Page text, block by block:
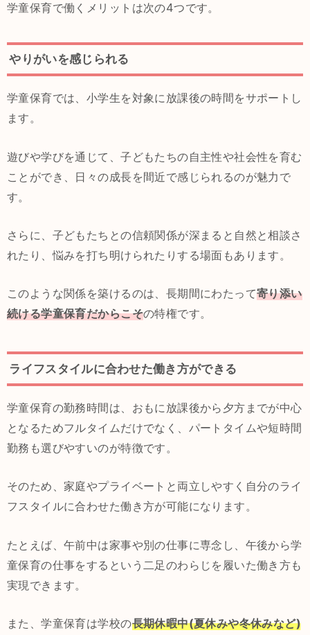
学童保育で働くメリットは次の4つです。
やりがいを感じられる
学童保育では、小学生を対象に放課後の時間をサポートし
ます。
遊びや学びを通じて、子どもたちの自主性や社会性を育む
ことができ、日々の成長を間近で感じられるのが魅力で
す。
さらに、子どもたちとの信頼関係が深まると自然と相談さ
れたり、悩みを打ち明けられたりする場面もあります。
このような関係を築けるのは、長期間にわたって寄り添い
続ける学童保育だからこその特権です。
ライフスタイルに合わせた働き方ができる
学童保育の勤務時間は、おもに放課後から夕方までが中心
となるためフルタイムだけでなく、パートタイムや短時間
勤務も選びやすいのが特徴です。
そのため、家庭やプライベートと両立しやすく自分のライ
フスタイルに合わせた働き方が可能になります。
たとえば、午前中は家事や別の仕事に専念し、午後から学
童保育の仕事をするという二足のわらじを履いた働き方も
実現できます。
また、学童保育は学校の長期休暇中(夏休みや冬休みなど)